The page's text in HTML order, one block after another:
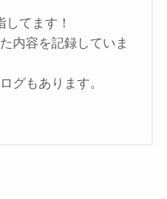
てます！
内容を記録していま
グもあります。